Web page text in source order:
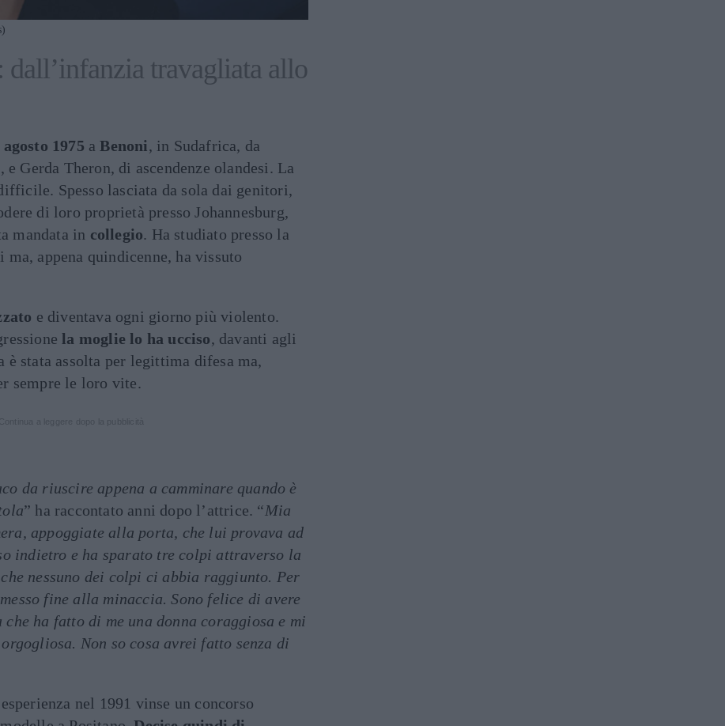
dall’infanzia travagliata allo
agosto 1975 aBenoni, in Sudafrica, da
Gerda Theron, di ascendenze olandesi. La
Spesso lasciata da sola dai genitori,
di loro proprietà presso Johannesburg,
mandata in collegio. Ha studiato presso la
appena quindicenne, ha vissuto
e diventava ogni giorno più violento.
la moglie lo ha ucciso, davanti agli
è stata assolta per legittima difesa ma,
sempre le loro vite.
da riuscire appena a camminare quando è
” ha raccontato anni dopo l’attrice. “Mia
appoggiate alla porta, che lui provava ad
indietro e ha sparato tre colpi attraverso la
nessuno dei colpi ci abbia raggiunto. Per
fine alla minaccia. Sono felice di avere
ha fatto di me una donna coraggiosa e mi
Non so cosa avrei fatto senza di
nel 1991 vinse un concorso